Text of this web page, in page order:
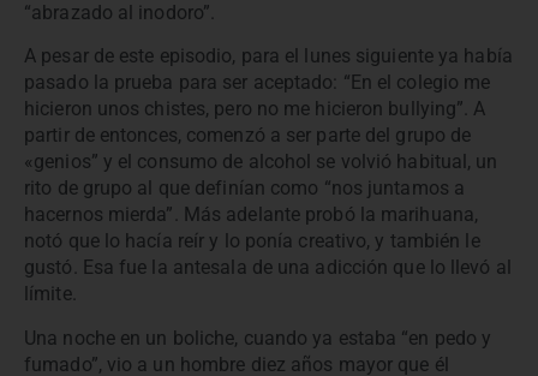
“abrazado al inodoro”.
A pesar de este episodio, para el lunes siguiente ya había
pasado la prueba para ser aceptado: “En el colegio me
hicieron unos chistes, pero no me hicieron bullying”. A
partir de entonces, comenzó a ser parte del grupo de
«genios” y el consumo de alcohol se volvió habitual, un
rito de grupo al que definían como “nos juntamos a
hacernos mierda”. Más adelante probó la marihuana,
notó que lo hacía reír y lo ponía creativo, y también le
gustó. Esa fue la antesala de una adicción que lo llevó al
límite.
Una noche en un boliche, cuando ya estaba “en pedo y
fumado”, vio a un hombre diez años mayor que él